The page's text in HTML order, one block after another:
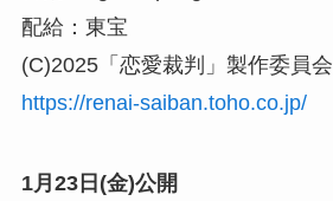
配給：東宝
(C)2025「恋愛裁判」製作委員会
https://renai-saiban.toho.co.jp/
1月23日(金)公開